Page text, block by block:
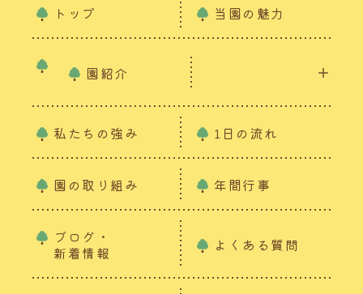
トップ 当園の魅力
園紹介
私たちの強み 1日の流れ
園の取り組み 年間行事
ブログ・
新着情報
よくある質問